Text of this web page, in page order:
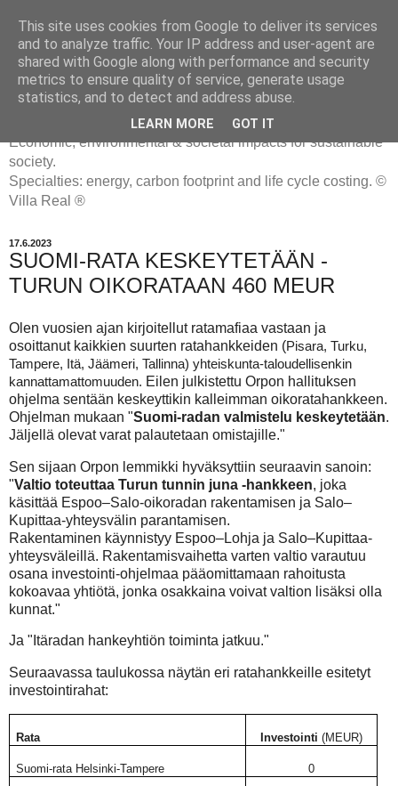
ENERGIATYHMYRIT
Economic, environmental & societal impacts for sustainable
society.
Specialties: energy, carbon footprint and life cycle costing. ©
Villa Real ®
17.6.2023
SUOMI-RATA KESKEYTETÄÄN -
TURUN OIKORATAAN 460 MEUR
Olen vuosien ajan kirjoitellut ratamafiaa vastaan ja
osoittanut kaikkien suurten ratahankkeiden (Pisara, Turku,
Tampere, Itä, Jäämeri, Tallinna) yhteiskunta-taloudellisenkin
kannattamattomuuden. Eilen julkistettu Orpon hallituksen
ohjelma sentään keskeyttikin kalleimman oikoratahankkeen.
Ohjelman mukaan "Suomi-radan valmistelu keskeytetään.
Jäljellä olevat varat palautetaan omistajille."
Sen sijaan Orpon lemmikki hyväksyttiin seuraavin sanoin:
"Valtio toteuttaa Turun tunnin juna -hankkeen, joka
käsittää Espoo–Salo-oikoradan rakentamisen ja Salo–
Kupittaa-yhteysvälin parantamisen.
Rakentaminen käynnistyy Espoo–Lohja ja Salo–Kupittaa-
yhteysväleillä. Rakentamisvaihetta varten valtio varautuu
osana investointi-ohjelmaa pääomittamaan rahoitusta
kokoavaa yhtiötä, jonka osakkaina voivat valtion lisäksi olla
kunnat."
Ja "Itäradan hankeyhtiön toiminta jatkuu."
Seuraavassa taulukossa näytän eri ratahankkeille esitetyt
investointirahat:
Rata Investointi (MEUR)
Suomi-rata Helsinki-Tampere 0
This site uses cookies from Google to deliver its services
and to analyze traffic. Your IP address and user-agent are
shared with Google along with performance and security
metrics to ensure quality of service, generate usage
statistics, and to detect and address abuse.
LEARN MORE GOT IT